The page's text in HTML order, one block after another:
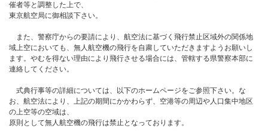
催者等と調整した上で、
東京航空局に御相談下さい。
また、警察庁からの要請により、航空法に基づく飛行禁止区域外の関係地
域上空においても、無人航空機の飛行を自粛していただきますようお願いし
ます。やむを得ない理由により飛行させる場合には、管轄する県警察本部に
連絡してください。
式典行事等の詳細については、以下のホームページをご参照下さい。な
お、航空法により、上記の期間にかかわらず、空港等の周辺や人口集中地区
の上空等の空域は、
原則として無人航空機の飛行は禁止となっております。